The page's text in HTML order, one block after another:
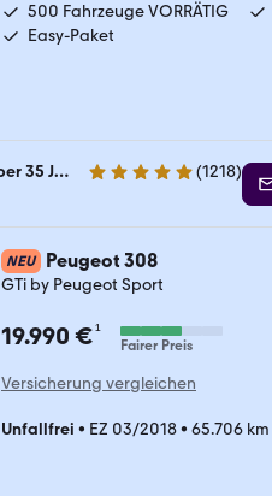
500 Fahrzeuge VORRÄTIG
Easy-Paket
ASG Remscheid Autohaus- seit über 35 Jahren... 4.8 Sterne (1218)
NEU Peugeot 308
GTi by Peugeot Sport
19.990 €¹
Fairer Preis
Versicherung vergleichen
Unfallfrei • EZ 03/2018• 65.706 km